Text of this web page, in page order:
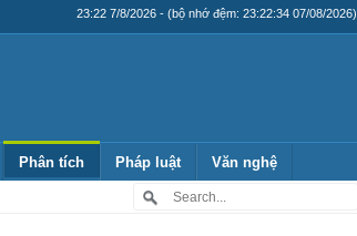
23:22 7/8/2026 - (bộ nhớ đệm: 23:22:34 07/08/2026)
Phân tích Pháp luật Văn nghệ